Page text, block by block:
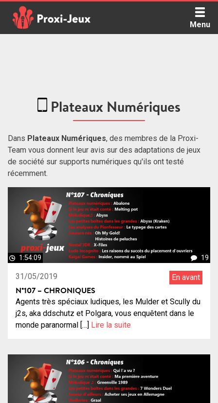
content
Menu
Plateaux Numériques
Dans Plateaux Numériques, des membres de la Proxi-
Team vous donnent leur avis sur des adaptations de jeux
de société sur supports numériques qu'ils ont testé
récemment.
1:54:09 19
31/05/2019 En avant
N°107 – CHRONIQUES
Agents très spéciaux ludiques, les Mulder et Scully du
j2s, aka ddschutz et Polgara, vous enquêtent dans le
monde paranormal […] Lire la suite